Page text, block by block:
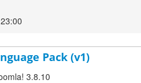
Pack (v1)
3.8.10